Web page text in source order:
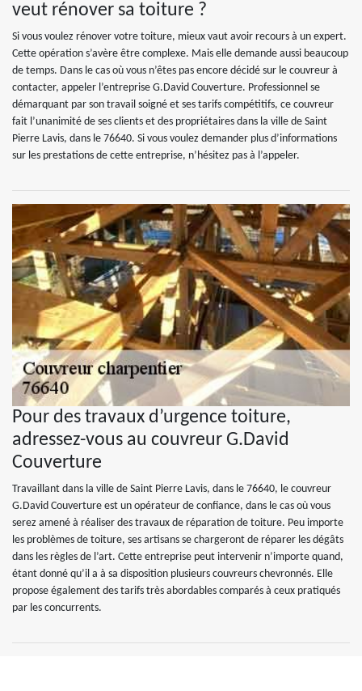
veut rénover sa toiture ?
Si vous voulez rénover votre toiture, mieux vaut avoir recours à un expert.
Cette opération s’avère être complexe. Mais elle demande aussi beaucoup
de temps. Dans le cas où vous n’êtes pas encore décidé sur le couvreur à
contacter, appeler l’entreprise G.David Couverture. Professionnel se
démarquant par son travail soigné et ses tarifs compétitifs, ce couvreur
fait l’unanimité de ses clients et des propriétaires dans la ville de Saint
Pierre Lavis, dans le 76640. Si vous voulez demander plus d’informations
sur les prestations de cette entreprise, n’hésitez pas à l’appeler.
Pour des travaux d’urgence toiture,
adressez-vous au couvreur G.David
Couverture
Travaillant dans la ville de Saint Pierre Lavis, dans le 76640, le couvreur
G.David Couverture est un opérateur de confiance, dans le cas où vous
serez amené à réaliser des travaux de réparation de toiture. Peu importe
les problèmes de toiture, ses artisans se chargeront de réparer les dégâts
dans les règles de l’art. Cette entreprise peut intervenir n’importe quand,
étant donné qu’il a à sa disposition plusieurs couvreurs chevronnés. Elle
propose également des tarifs très abordables comparés à ceux pratiqués
par les concurrents.